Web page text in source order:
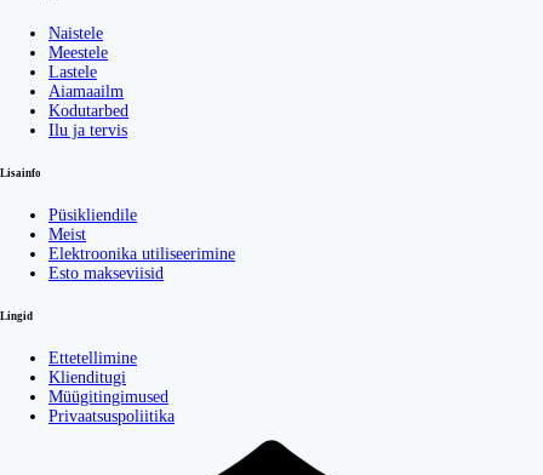
Naistele
Meestele
Lastele
Aiamaailm
Kodutarbed
Ilu ja tervis
Lisainfo
Püsikliendile
Meist
Elektroonika utiliseerimine
Esto makseviisid
Lingid
Ettetellimine
Klienditugi
Müügitingimused
Privaatsuspoliitika